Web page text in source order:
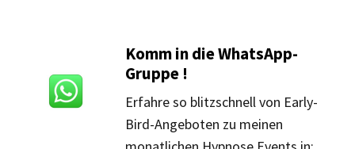
Komm in die WhatsApp-
Gruppe !
Erfahre so blitzschnell von Early-
Bird-Angeboten zu meinen